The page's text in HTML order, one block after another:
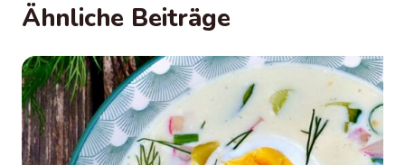
Ähnliche Beiträge